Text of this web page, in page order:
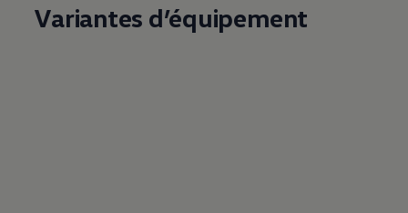
Variantes d’équipement